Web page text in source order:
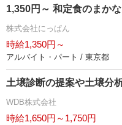
1,350円～ 和定食のまか
株式会社にっぱん
時給1,350円～
アルバイト・パート / 東京都
土壌診断の提案や土壌分
WDB株式会社
時給1,650円～1,750円